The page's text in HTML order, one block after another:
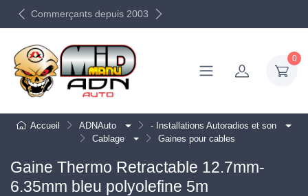
Commerçants depuis 2003
0
Accueil ADNAuto
- Installations Autoradios et son
Cablage
Gaines pour cables
Gaine Thermo Retractable 12.7mm-
6.35mm bleu polyolefine 5m